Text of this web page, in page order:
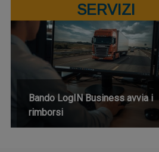
SERVIZI
Bando LogIN Business avvia i
rimborsi